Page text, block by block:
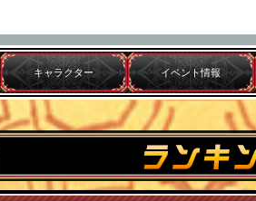
キャラクター イベント情報